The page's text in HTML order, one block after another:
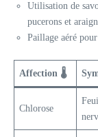
Utilisation de
pucerons et
Paillage aéré
Affection 🌡️
Chlorose